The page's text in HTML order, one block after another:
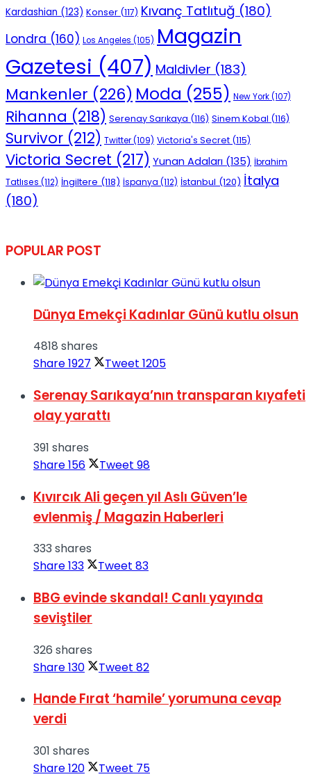
Kardashian (123) Konser (117) Kıvanç Tatlıtuğ (180)
Londra (160) Los Angeles (105) Magazin
Gazetesi (407) Maldivler (183)
Mankenler (226) Moda (255) New York(107)
Rihanna (218) Serenay Sarıkaya (116) Sinem Kobal (116)
Survivor (212) Twitter(109) Victoria's Secret (115)
Victoria Secret (217) Yunan Adaları (135) İbrahim
Tatlıses (112) İngiltere (118) İspanya (112) İstanbul (120) İtalya
(180)
POPULAR POST
Dünya Emekçi Kadınlar Günü kutlu olsun
4818 shares
Share1927 Tweet 1205
Serenay Sarıkaya’nın transparan kıyafeti
olay yarattı
391 shares
Share156 Tweet 98
Kıvırcık Ali geçen yıl Aslı Güven’le
evlenmiş / Magazin Haberleri
333 shares
Share133 Tweet 83
BBG evinde skandal! Canlı yayında
seviştiler
326 shares
Share130 Tweet 82
Hande Fırat ‘hamile’ yorumuna cevap
verdi
301 shares
Share120 Tweet 75